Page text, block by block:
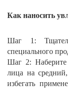
Как наносить
Шаг 1:
специального
Шаг 2: Наберите
лица на
избегать